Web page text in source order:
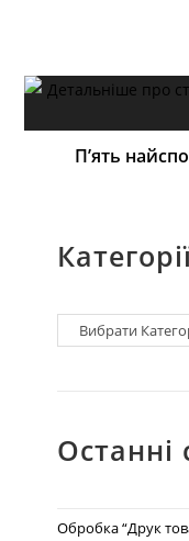
П’ять
Останні
Обробка “Друк